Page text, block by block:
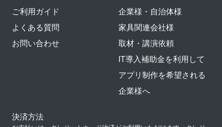
ご利用ガイド
よくある質問
お問い合わせ
企業様・自治体様
家具関連会社様
取材・講演依頼
IT導入補助金を利用して
アプリ制作を希望される
企業様へ
決済方法